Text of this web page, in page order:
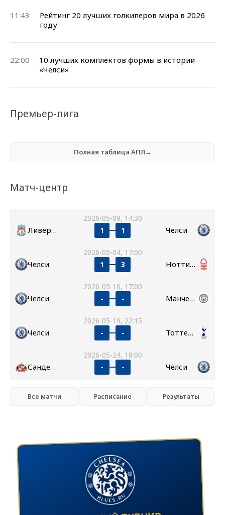
11:43
Рейтинг 20 лучших голкиперов мира в 2026
году
22:00
10 лучших комплектов формы в истории
«Челси»
Премьер-лига
Полная таблица АПЛ→
Матч-центр
2026-05-09, 14:30
Ливерпуль 1 1 Челси
2026-05-04, 17:00
Челси 1 3 Ноттингем Форест
2026-05-16, 17:00
Челси - - Манчестер Сити
2026-05-19, 22:15
Челси - - Тоттенхэм
2026-05-24, 18:00
Сандерленд - - Челси
Все матчи Расписание Результаты